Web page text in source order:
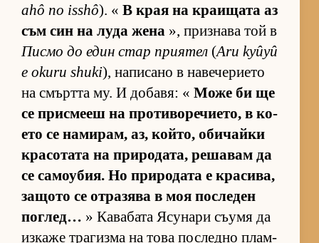
ahô no isshô). « В края на кра­и­щата аз
съм син на луда жена », приз­нава той в
Писмо до един стар при­я­тел (Aru kyûyû
e okuru shuki), на­пи­сано в на­ве­че­ри­ето
на смъртта му. И до­ба­вя: « Може би ще
се прис­мееш на про­ти­во­ре­чи­е­то, в ко­
ето се на­ми­рам, аз, кой­то, оби­чайки
кра­со­тата на при­ро­да­та, ре­ша­вам да
се са­мо­у­бия. Но при­ро­дата е кра­си­ва,
за­щото се от­ра­зява в моя пос­ле­ден
пог­лед… » Ка­ва­бата Ясу­нари съ­умя да
из­каже тра­гизма на това пос­ледно плам­